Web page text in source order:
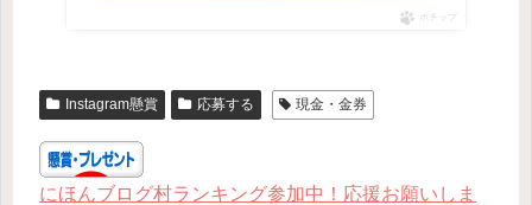
ポチップ
Instagram懸賞 応募する 現金・金券
にほんブログ村ランキング参加中！応援お願いしま